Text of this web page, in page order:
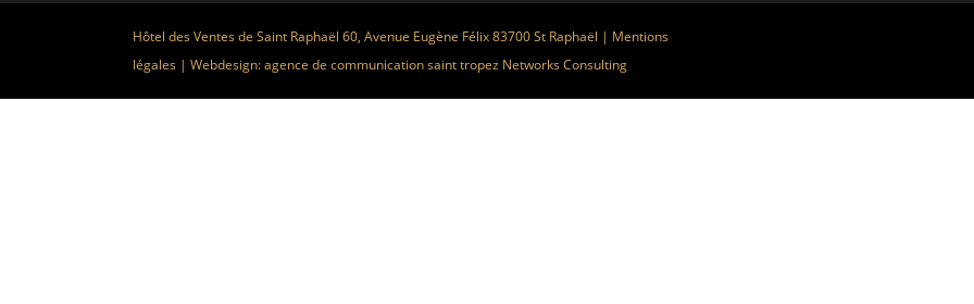
Hôtel des Ventes de Saint Raphaël 60, Avenue Eugène Félix 83700 St Raphaël | Mentions
légales | Webdesign:agence de communication saint tropez Networks Consulting